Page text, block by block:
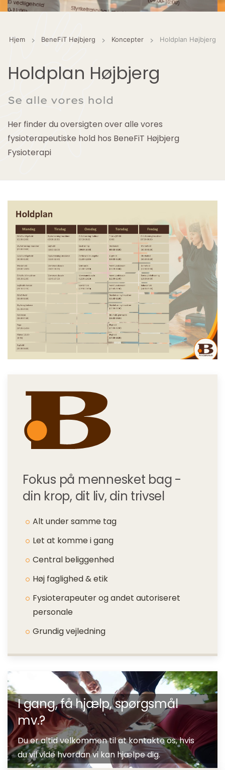
Hjem BeneFiT Højbjerg Koncepter Holdplan Højbjerg
Holdplan Højbjerg
Se alle vores hold
Her finder du oversigten over alle vores
fysioterapeutiske hold hos BeneFiT Højbjerg
Fysioterapi
Fokus på mennesket bag -
din krop, dit liv, din trivsel
Alt under samme tag
Let at komme i gang
Central beliggenhed
Høj faglighed & etik
Fysioterapeuter og andet autoriseret
personale
Grundig vejledning
I gang, få hjælp, spørgsmål
mv.?
Du er altid velkommen til at kontakte os, hvis
du vil vide hvordan vi kan hjælpe dig.